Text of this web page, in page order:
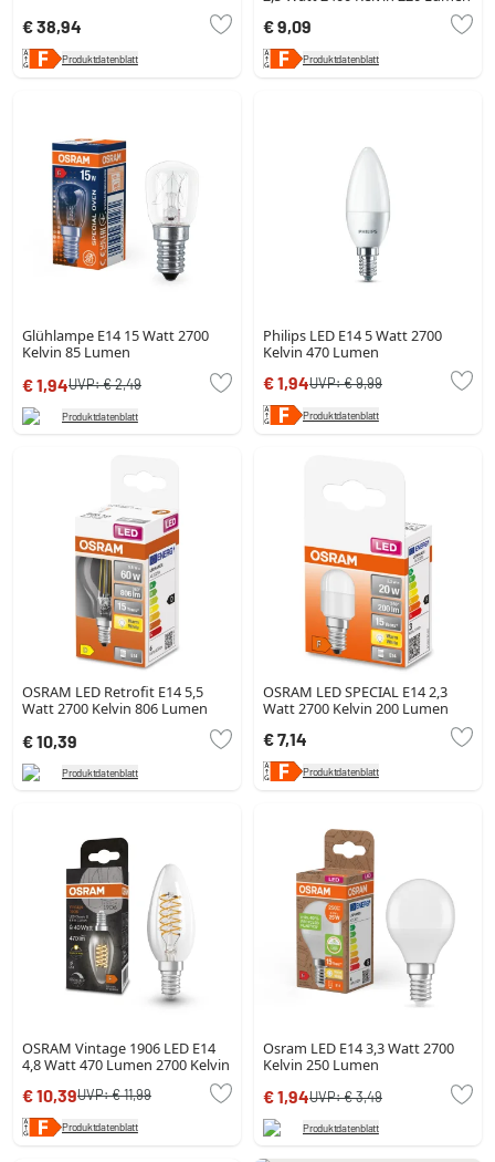
€ 38,94
Produktdatenblatt
€ 9,09
Produktdatenblatt
Glühlampe E14 15 Watt 2700
Kelvin 85 Lumen
€ 1,94UVP:€ 2,49
Produktdatenblatt
Philips LED E14 5 Watt 2700
Kelvin 470 Lumen
€ 1,94UVP:€ 9,99
Produktdatenblatt
OSRAM LED Retrofit E14 5,5
Watt 2700 Kelvin 806 Lumen
€ 10,39
Produktdatenblatt
OSRAM LED SPECIAL E14 2,3
Watt 2700 Kelvin 200 Lumen
€ 7,14
Produktdatenblatt
OSRAM Vintage 1906 LED E14
4,8 Watt 470 Lumen 2700 Kelvin
€ 10,39UVP:€ 11,99
Produktdatenblatt
Osram LED E14 3,3 Watt 2700
Kelvin 250 Lumen
€ 1,94UVP:€ 3,49
Produktdatenblatt